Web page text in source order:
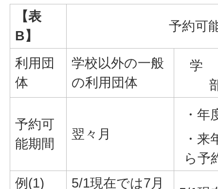
【表
B】
予約可
利用団
体
学校以外の一般
の利用団体
学
予約可
能期間
翌々月
・年
・
ら予
例(1)
5/1現在では7月